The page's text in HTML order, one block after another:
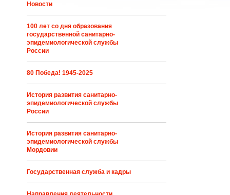
Новости
100 лет со дня образования
государственной санитарно-
эпидемиологической службы
России
80 Победа! 1945-2025
История развития санитарно-
эпидемиологической службы
России
История развития санитарно-
эпидемиологической службы
Мордовии
Государственная служба и кадры